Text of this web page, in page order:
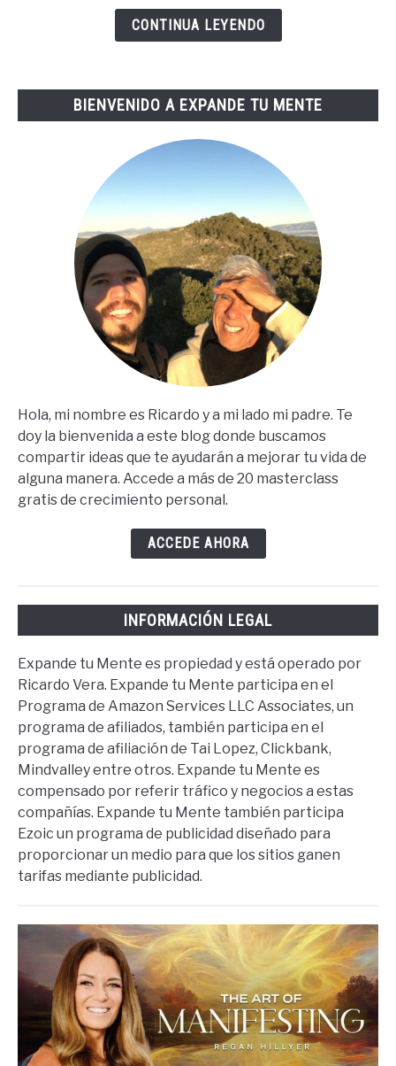
Steps
CONTINUA LEYENDO
BIENVENIDO A EXPANDE TU MENTE
Hola, mi nombre es Ricardo y a mi lado mi padre. Te
doy la bienvenida a este blog donde buscamos
compartir ideas que te ayudarán a mejorar tu vida de
alguna manera. Accede a más de 20 masterclass
gratis de crecimiento personal.
ACCEDE AHORA
INFORMACIÓN LEGAL
Expande tu Mente es propiedad y está operado por
Ricardo Vera. Expande tu Mente participa en el
Programa de Amazon Services LLC Associates, un
programa de afiliados, también participa en el
programa de afiliación de Tai Lopez, Clickbank,
Mindvalley entre otros. Expande tu Mente es
compensado por referir tráfico y negocios a estas
compañías. Expande tu Mente también participa
Ezoic un programa de publicidad diseñado para
proporcionar un medio para que los sitios ganen
tarifas mediante publicidad.